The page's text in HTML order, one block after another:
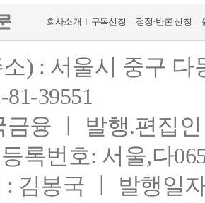
회사소개 구독신청 정정·반론 신청
) : 서울시 중구
81-39551
융 ㅣ 발행.편집
록번호: 서울,다
김봉국 ㅣ 발행일